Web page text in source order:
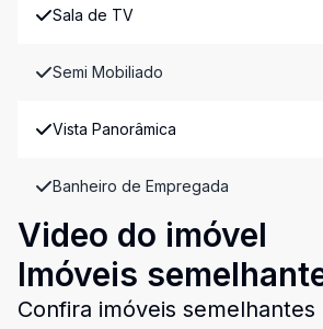
Sala de TV
Semi Mobiliado
Vista Panorâmica
Banheiro de Empregada
Video do imóvel
Imóveis
Confira imóveis semelhantes